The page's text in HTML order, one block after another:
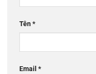
Tên*
Email *